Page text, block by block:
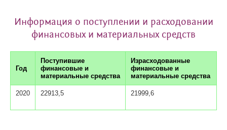
Информация о поступлении и расходовании
финансовых и материальных средств
Год
Поступившие
финансовые и
материальные средства
Израсходованные
финансовые и
материальные средства
2020 22913,5 21999,6